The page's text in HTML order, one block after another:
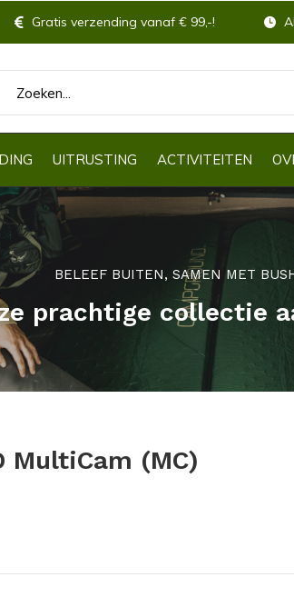
UITRUSTING ACTIVITEITEN
Gratis verzending vanaf € 99,-!
BELEEF BUITEN, SAMEN MET
prachtige collectie
MultiCam (MC)